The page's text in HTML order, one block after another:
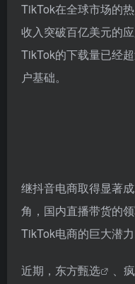
TikTok在全球市场的
收入突破百亿美元的
TikTok的下载量已经
户基础。
继抖音电商取得显著
角，国内直播带货的
TikTok电商的巨大潜力
近期， 东方甄选 、